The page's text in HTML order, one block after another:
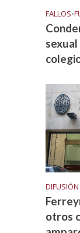
FALLOS•
DIFUSIÓN
otros